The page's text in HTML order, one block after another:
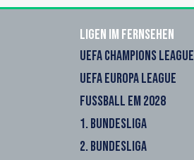
Ligen im Fernsehen
UEFA CHAMPIONS LEAGUE
UEFA EUROPA LEAGUE
FUSSBALL EM 2028
1. BUNDESLIGA
2. BUNDESLIGA